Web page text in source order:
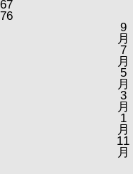
67
76
9
月
7
月
5
月
3
月
1
月
11
月